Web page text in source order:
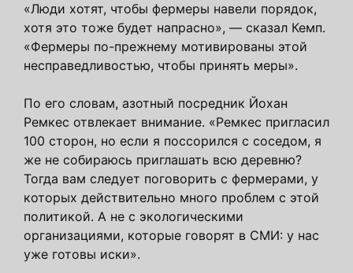
«Люди хотят, чтобы фермеры навели порядок,
хотя это тоже будет напрасно», — сказал Кемп.
«Фермеры по-прежнему мотивированы этой
несправедливостью, чтобы принять меры».
По его словам, азотный посредник Йохан
Ремкес отвлекает внимание. «Ремкес пригласил
100 сторон, но если я поссорился с соседом, я
же не собираюсь приглашать всю деревню?
Тогда вам следует поговорить с фермерами, у
которых действительно много проблем с этой
политикой. А не с экологическими
организациями, которые говорят в СМИ: у нас
уже готовы иски».